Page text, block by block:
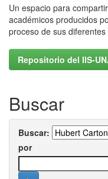
Un espacio para
académicos producidos
proceso de sus
Repositorio del IIS-
Buscar
Buscar:
por